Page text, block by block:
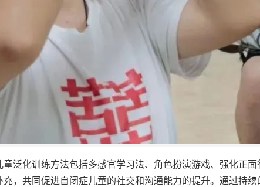
泛化训练方法包括多感官学习法、角色扮演游戏、强化正
，共同促进自闭症儿童的社交和沟通能力的提升。通过持